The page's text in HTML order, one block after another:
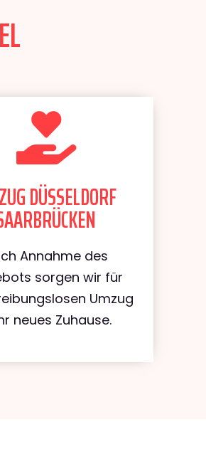
DÜSSELDORF
Annahme des
sorgen wir für
Umzug
neues Zuhause.